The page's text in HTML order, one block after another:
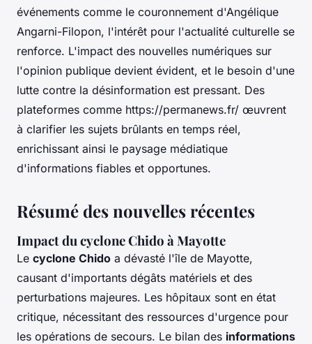
événements comme le couronnement d'Angélique
Angarni-Filopon, l'intérêt pour l'actualité culturelle se
renforce. L'impact des nouvelles numériques sur
l'opinion publique devient évident, et le besoin d'une
lutte contre la désinformation est pressant. Des
plateformes comme https://permanews.fr/ œuvrent
à clarifier les sujets brûlants en temps réel,
enrichissant ainsi le paysage médiatique
d'informations fiables et opportunes.
Résumé des nouvelles récentes
Impact du cyclone Chido à Mayotte
Le cyclone Chido a dévasté l'île de Mayotte,
causant d'importants dégâts matériels et des
perturbations majeures. Les hôpitaux sont en état
critique, nécessitant des ressources d'urgence pour
les opérations de secours. Le bilan des informations